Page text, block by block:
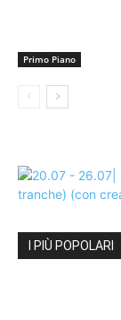
Primo Piano
I PIÙ POPOLARI